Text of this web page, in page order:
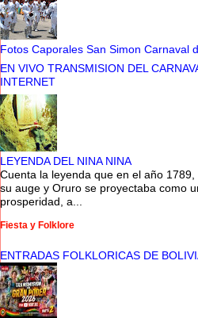
Fotos Caporales San Simon Carnaval
EN VIVO TRANSMISION DEL
INTERNET
LEYENDA DEL NINA NINA
Cuenta la leyenda que en el año
su auge y Oruro se proyectaba como
prosperidad, a...
Fiesta y Folklore
ENTRADAS FOLKLORICAS DE